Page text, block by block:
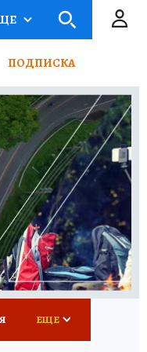
ПОДПИСКА
ЕЩЕ